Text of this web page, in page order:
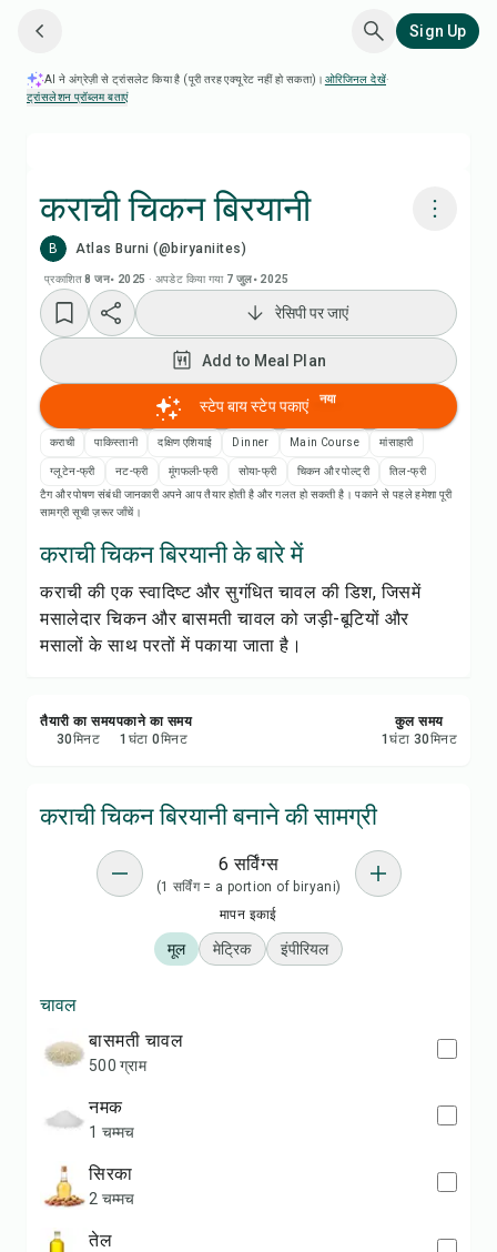
Sign Up
AI ने अंग्रेज़ी से ट्रांसलेट किया है (पूरी तरह एक्यूरेट नहीं हो सकता)। ओरिजिनल देखें·
ट्रांसलेशन प्रॉब्लम बताएं
कराची चिकन बिरयानी
B Atlas Burni (@biryaniites)
प्रकाशित 8 जन॰ 2025 · अपडेट किया गया 7 जुल॰ 2025
Add to Meal Plan
Add to Shopping List
रेसिपी नोट्स
रेसिपी प्रिंट करें
सेव करें
शेयर करें
रेसिपी पर जाएं
Add to Meal Plan
स्टेप बाय स्टेप पकाएं नया
कराची पाकिस्तानी दक्षिण एशियाई Dinner Main Course मांसाहारी
ग्लूटेन-फ्री नट-फ्री मूंगफली-फ्री सोया-फ्री चिकन और पोल्ट्री
तिल-फ्री
टैग और पोषण संबंधी जानकारी अपने आप तैयार होती है और गलत हो सकती है। पकाने से पहले हमेशा पूरी
सामग्री सूची ज़रूर जाँचें।
कराची चिकन बिरयानी के बारे में
कराची की एक स्वादिष्ट और सुगंधित चावल की डिश, जिसमें
मसालेदार चिकन और बासमती चावल को जड़ी-बूटियों और
मसालों के साथ परतों में पकाया जाता है।
तैयारी का समय
30मिनट
पकाने का समय
1 घंटा 0मिनट
कुल समय
1 घंटा 30मिनट
कराची चिकन बिरयानी बनाने की सामग्री
6 सर्विंग्स
(1 सर्विंग = a portion of biryani)
मापन इकाई
मूल मेट्रिक इंपीरियल
चावल
बासमती चावल
500 ग्राम
नमक
1 चम्मच
सिरका
2 चम्मच
तेल